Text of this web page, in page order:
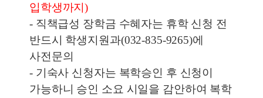
입학생까지)
- 직책급성 장학금 수혜자는 휴학 신청 전
반드시 학생지원과(032-835-9265)에
사전문의
- 기숙사 신청자는 복학승인 후 신청이
가능하니 승인 소요 시일을 감안하여 복학